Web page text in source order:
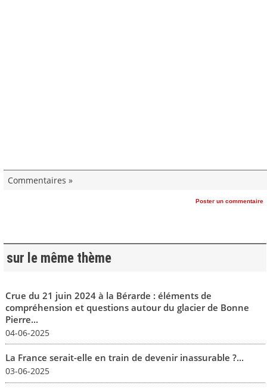
Commentaires »
Poster un commentaire
sur le même thème
Crue du 21 juin 2024 à la Bérarde : éléments de
compréhension et questions autour du glacier de Bonne
Pierre...
04-06-2025
La France serait-elle en train de devenir inassurable ?...
03-06-2025